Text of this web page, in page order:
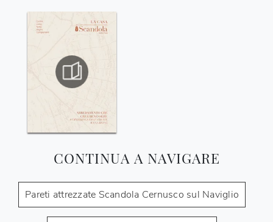
CONTINUA A NAVIGARE
Pareti attrezzate Scandola Cernusco sul Naviglio